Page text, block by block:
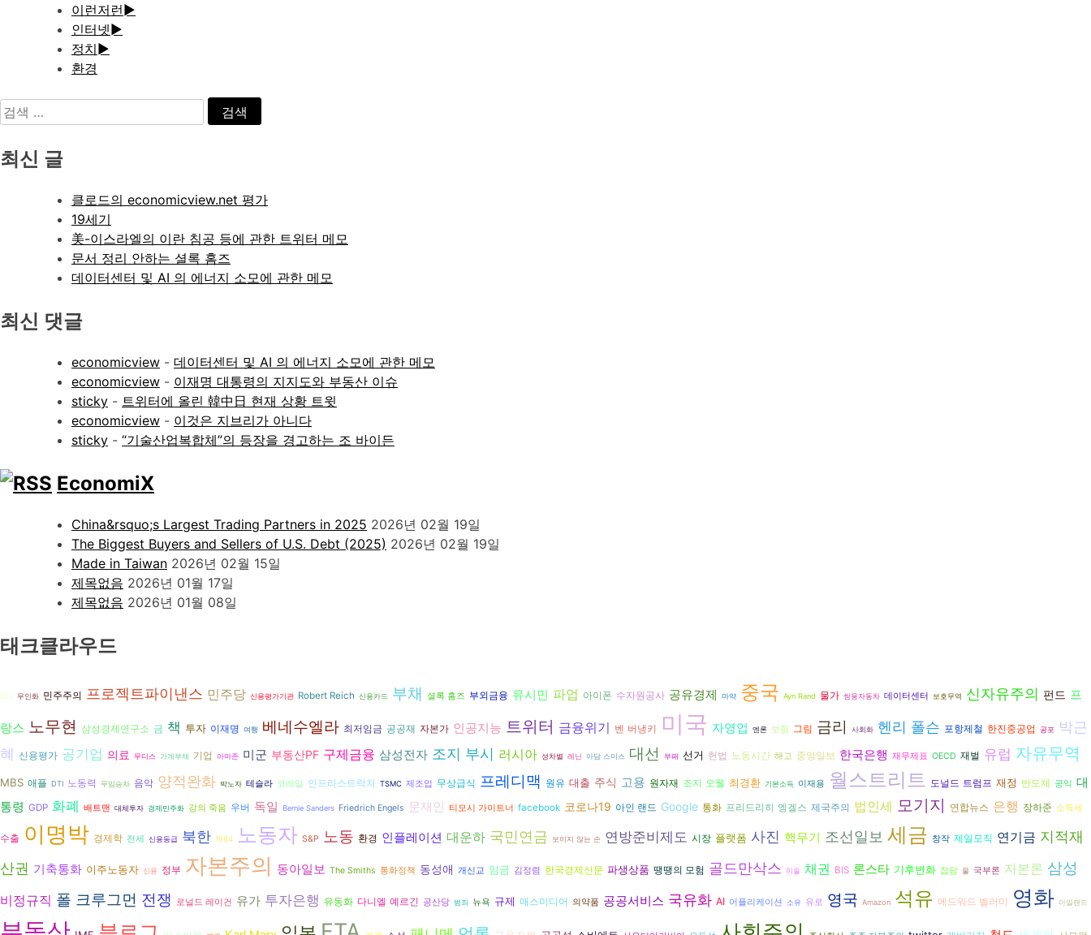
이런저런►
인터넷►
정치►
환경
검
색:
최신 글
클로드의 economicview.net 평가
19세기
美-이스라엘의 이란 침공 등에 관한 트위터 메모
문서 정리 안하는 셜록 홈즈
데이터센터 및 AI 의 에너지 소모에 관한 메모
최신 댓글
economicview - 데이터센터 및 AI 의 에너지 소모에 관한 메모
economicview - 이재명 대통령의 지지도와 부동산 이슈
sticky - 트위터에 올린 韓中日 현재 상황 트윗
economicview - 이것은 지브리가 아니다
sticky - “기술산업복합체”의 등장을 경고하는 조 바이든
EconomiX
China&rsquo;s Largest Trading Partners in 2025 2026년 02월 19일
The Biggest Buyers and Sellers of U.S. Debt (2025) 2026년 02월 19일
Made in Taiwan 2026년 02월 15일
제목없음 2026년 01월 17일
제목없음 2026년 01월 08일
태크클라우드
kbs 무인화 민주주의 프로젝트파이낸스 민주당 신용평가기관 Robert Reich 신용카드 부채 셜록 홈즈 부외금융 유시민 파업 아이폰 수자원공사 공유경제 마약 중국 Ayn Rand 물가 쌍용자동차 데이터센터 보호무역 신자유주의 펀드 프
랑스 노무현 삼성경제연구소 금 책 투자 이재명 여행 베네수엘라 최저임금 공공재 자본가 인공지능 트위터 금융위기 벤 버냉키 미국 자영업 엔론 보험 그림 금리 사회화 헨리 폴슨 포항제철 한진중공업 공포
박근
혜
신용평가 공기업 의료 무디스 가계부채 기업 아마존 미군 부동산PF 구제금융 삼성전자 조지 부시 러시아 성차별 레닌 아담 스미스 대선 부패 선거 헌법 노동시간 해고 중앙일보 한국은행 재무제표 OECD 재벌 유럽 자유무역
MBS 애플 DTI 노동력 무임승차 음악 양적완화 박노자 테슬라 코레일 인프라스트럭처 TSMC 제조업 무상급식 프레디맥 원유 대출 주식 고용 원자재 조지 오웰 최경환 기본소득 이재용 월스트리트 도널드 트럼프 재정 반도체 공익 대
통령 GDP 화폐 배트맨 대체투자 경제민주화 강의 죽음 우버 독일 Bernie Sanders Friedrich Engels 문재인 티모시 가이트너 facebook 코로나19 아인 랜드 Google 통화 프리드리히 엥겔스 제국주의 법인세 모기지 연합뉴스 은행 장하준 소득세
수출 이명박 경제학 전세 신용등급 북한 1984 노동자 S&P 노동 환경 인플레이션 대운하 국민연금 보이지 않는 손 연방준비제도 시장 플랫폼 사진 핵무기 조선일보 세금 창작 제일모직 연기금 지적재
산권 기축통화 이주노동자 신용 정부 자본주의 동아일보 The Smiths 통화정책 동성애 개신교 임금 김정렴 한국경제신문 파생상품 땡땡의 모험 골드만삭스 미술 채권 BIS 론스타 기후변화 잡담 물 국부론 자본론 삼성
비정규직 폴 크루그먼 전쟁 로널드 레이건 유가 투자은행 유동화 다니엘 예르긴 공산당 범죄 뉴욕 규제 매스미디어 의약품 공공서비스 국유화 AI 어플리케이션 소유 유로 영국 Amazon 석유 에드워드 벨러미 영화 아일랜드